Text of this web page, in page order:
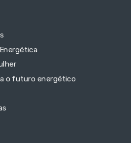
o futuro energético